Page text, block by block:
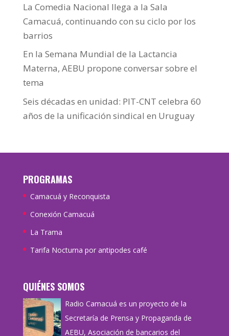
La Comedia Nacional llega a la Sala
Camacuá, continuando con su ciclo por los
barrios
En la Semana Mundial de la Lactancia
Materna, AEBU propone conversar sobre el
tema
Seis décadas en unidad: PIT-CNT celebra 60
años de la unificación sindical en Uruguay
PROGRAMAS
Camacuá y Reconquista
Conexión Camacuá
La Trama
Tarifa Nocturna por antipodes café
QUIÉNES SOMOS
Radio Camacuá es un proyecto de la
Secretaría de Prensa y Propaganda de
AEBU, Asociación de bancarios del